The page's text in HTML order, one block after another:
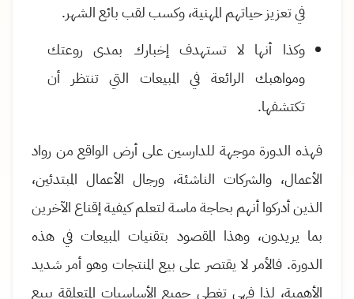
في تعزيز حياتهم المهنية، وكسب لقببائع الشهر.
وكذا أنها لا تستهدف إخبارك بمدى روعتك
ومواهبك الرائعة في المبيعات التي تنتظر أن
تكتشفها.
فهذه الدورة موجهة للدارسين على أرض الواقع من رواد
الأعمال، والشركات الناشئة، ورجال الأعمال المبتدئين،
الذين أدركوا أنهم بحاجة ماسة لتعلم كيفية إقناع الآخرين
بما يريدون، وهذا المقصود بتقنيات المبيعات في هذه
الدورة. فالأمر لا يقتصر على بيع المنتجات وهو أمر شديد
الأهمية، لذا فهي تغطي جميع الأساسيات المتعلقة ببيع